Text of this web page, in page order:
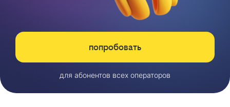
попробовать
для абонентов всех операторов